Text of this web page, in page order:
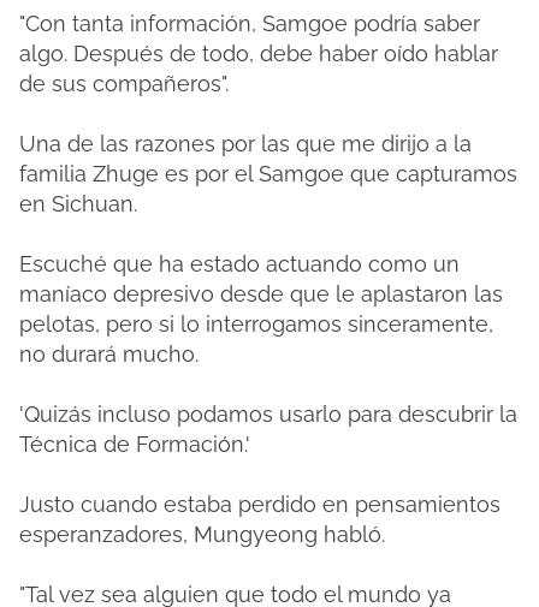
"Con tanta información, Samgoe podría saber
algo. Después de todo, debe haber oído hablar
de sus compañeros".
Una de las razones por las que me dirijo a la
familia Zhuge es por el Samgoe que capturamos
en Sichuan.
Escuché que ha estado actuando como un
maníaco depresivo desde que le aplastaron las
pelotas, pero si lo interrogamos sinceramente,
no durará mucho.
'Quizás incluso podamos usarlo para descubrir la
Técnica de Formación.'
Justo cuando estaba perdido en pensamientos
esperanzadores, Mungyeong habló.
"Tal vez sea alguien que todo el mundo ya